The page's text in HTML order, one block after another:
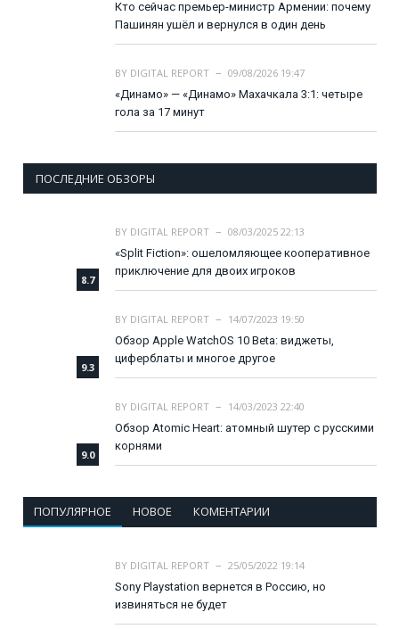
Кто сейчас премьер-министр Армении: почему
Пашинян ушёл и вернулся в один день
BY DIGITAL REPORT
09/08/2026 19:47
«Динамо» — «Динамо» Махачкала 3:1: четыре
гола за 17 минут
ПОСЛЕДНИЕ ОБЗОРЫ
8.7
BY DIGITAL REPORT
08/03/2025 22:13
«Split Fiction»: ошеломляющее кооперативное
приключение для двоих игроков
9.3
BY DIGITAL REPORT
14/07/2023 19:50
Обзор Apple WatchOS 10 Beta: виджеты,
циферблаты и многое другое
9.0
BY DIGITAL REPORT
14/03/2023 22:40
Обзор Atomic Heart: атомный шутер с русскими
корнями
ПОПУЛЯРНОЕ НОВОЕ КОМЕНТАРИИ
BY DIGITAL REPORT
25/05/2022 19:14
Sony Playstation вернется в Россию, но
извиняться не будет